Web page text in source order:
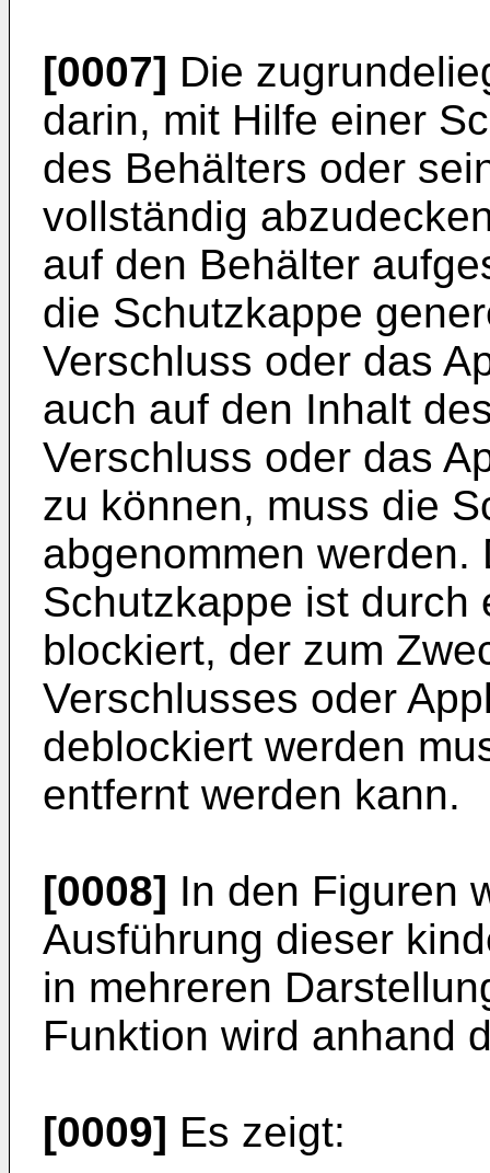
[0007] Die
darin, mit Hilfe einer
des Behälters oder
vollständig
auf den Behälter
die Schutzkappe
Verschluss oder das
auch auf den Inhalt
Verschluss oder das
zu können, muss die
abgenommen werden.
Schutzkappe ist durch
blockiert, der zum
Verschlusses oder
deblockiert werden
entfernt werden kann.
[0008] In den Figuren
Ausführung dieser
in mehreren
Funktion wird anhand
[0009] Es zeigt: